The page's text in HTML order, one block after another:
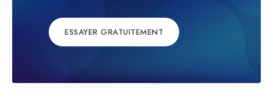
ESSAYER GRATUITEMENT